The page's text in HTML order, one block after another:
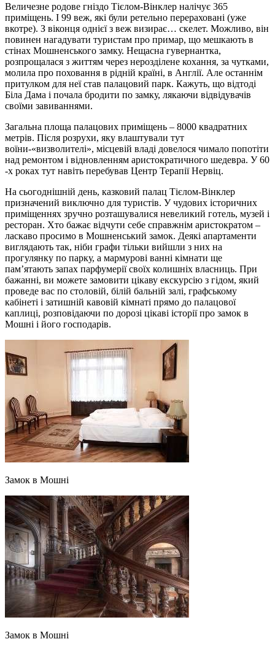
Величезне родове гніздо Тієлом-Вінклер налічує 365
приміщень. І 99 веж, які були ретельно перераховані (уже
вкотре). З віконця однієї з веж визирає… скелет. Можливо, він
повинен нагадувати туристам про примар, що мешкають в
стінах Мошненського замку. Нещасна гувернантка,
розпрощалася з життям через нерозділене кохання, за чутками,
молила про поховання в рідній країні, в Англії. Але останнім
притулком для неї став палацовий парк. Кажуть, що відтоді
Біла Дама і почала бродити по замку, лякаючи відвідувачів
своїми завиваннями.
Загальна площа палацових приміщень – 8000 квадратних
метрів. Після розрухи, яку влаштували тут
воїни-«визволителі», місцевій владі довелося чимало попотіти
над ремонтом і відновленням аристократичного шедевра. У 60
-х роках тут навіть перебував Центр Терапії Нервіц.
На сьогоднішній день, казковий палац Тієлом-Вінклер
призначений виключно для туристів. У чудових історичних
приміщеннях зручно розташувалися невеликий готель, музей і
ресторан. Хто бажає відчути себе справжнім аристократом –
ласкаво просимо в Мошненський замок. Деякі апартаменти
виглядають так, ніби графи тільки вийшли з них на
прогулянку по парку, а мармурові ванні кімнати ще
пам’ятають запах парфумерії своїх колишніх власниць. При
бажанні, ви можете замовити цікаву екскурсію з гідом, який
проведе вас по столовій, білій бальній залі, графському
кабінеті і затишній кавовій кімнаті прямо до палацової
каплиці, розповідаючи по дорозі цікаві історії про замок в
Мошні і його господарів.
Замок в Мошні
Замок в Мошні